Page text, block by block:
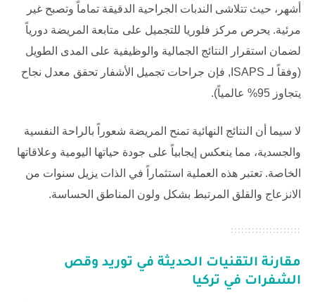
أشهر، حيث تتلاشى الندبات الجراحية الدقيقة تماماً وتصبح غير
مرئية. يحرص مركز فلوريا للتجميل على متابعة المريضة دورياً
لضمان استقرار النتائج الجمالية والوظيفية على المدى الطويل
(وفقاً لـ ISAPS , فإن جراحات تجميل الأشفار تحقق معدل نجاح
يتجاوز 95% عالمياً).
لا سيما أن النتائج النهائية تمنح المريضة شعوراً بالراحة النفسية
والجسدية، مما ينعكس إيجابياً على جودة حياتها اليومية وعلاقاتها
الخاصة. تعتبر هذه العملية استثماراً في الذات يزيل سنوات من
الانزعاج والقلق المرتبط بشكل ولون المناطق الحساسة.
مقارنة التقنيات الحديثة في توريد وقص
الشفرات في تركيا